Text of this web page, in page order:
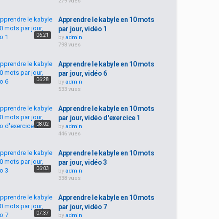
06:21
Apprendre le kabyle en 10 mots
par jour, vidéo 1
by admin
798 vues
06:28
Apprendre le kabyle en 10 mots
par jour, vidéo 6
by admin
533 vues
08:02
Apprendre le kabyle en 10 mots
par jour, vidéo d'exercice 1
by admin
446 vues
06:03
Apprendre le kabyle en 10 mots
par jour, vidéo 3
by admin
338 vues
07:37
Apprendre le kabyle en 10 mots
par jour, vidéo 7
by admin